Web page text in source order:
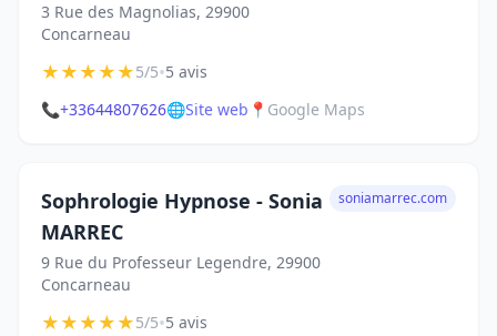
3 Rue des Magnolias, 29900
Concarneau
★★★★★5/5•5 avis
📞+33644807626🌐Site web 📍 Google Maps
Sophrologie Hypnose - Sonia
MARREC
9 Rue du Professeur Legendre, 29900
Concarneau
soniamarrec.com
★★★★★5/5•5 avis